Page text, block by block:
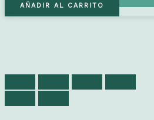
AÑADIR AL CARRITO